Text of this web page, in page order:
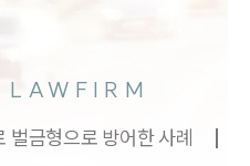
벌금형으로 방어한 사례